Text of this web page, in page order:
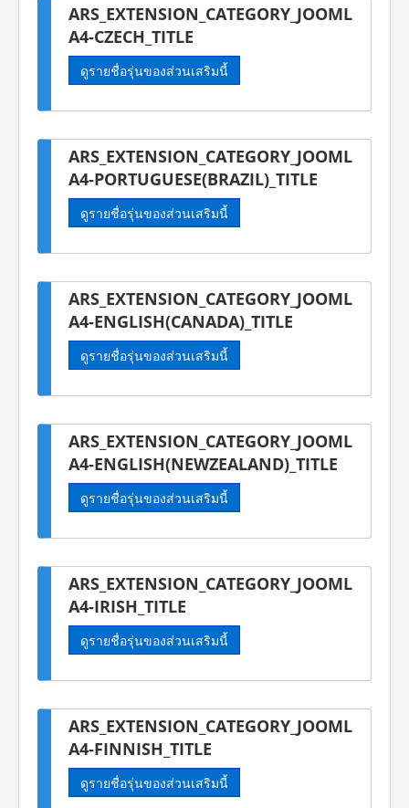
ARS_EXTENSION_CATEGORY_JOOML
A4-CZECH_TITLE
ดูรายชื่อรุ่นของส่วนเสริมนี้
ARS_EXTENSION_CATEGORY_JOOML
A4-PORTUGUESE(BRAZIL)_TITLE
ดูรายชื่อรุ่นของส่วนเสริมนี้
ARS_EXTENSION_CATEGORY_JOOML
A4-ENGLISH(CANADA)_TITLE
ดูรายชื่อรุ่นของส่วนเสริมนี้
ARS_EXTENSION_CATEGORY_JOOML
A4-ENGLISH(NEWZEALAND)_TITLE
ดูรายชื่อรุ่นของส่วนเสริมนี้
ARS_EXTENSION_CATEGORY_JOOML
A4-IRISH_TITLE
ดูรายชื่อรุ่นของส่วนเสริมนี้
ARS_EXTENSION_CATEGORY_JOOML
A4-FINNISH_TITLE
ดูรายชื่อรุ่นของส่วนเสริมนี้